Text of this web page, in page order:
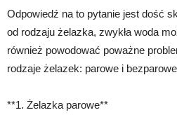
Odpowiedź na to pytanie jest dość
od rodzaju żelazka, zwykła woda
również powodować poważne
rodzaje żelazek: parowe i
**1. Żelazka parowe**